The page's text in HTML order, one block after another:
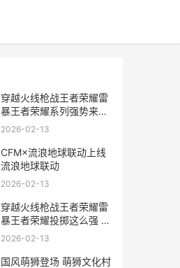
穿越火线枪战王者荣耀雷
暴王者荣耀系列强势来袭
穿越火线枪战王者破解版
2026-02-13
CFM×流浪地球联动上线
流浪地球联动
2026-02-13
穿越火线枪战王者荣耀雷
暴王者荣耀投掷这么强 穿
越火线枪战王者
2026-02-13
国风萌狮登场 萌狮文化村